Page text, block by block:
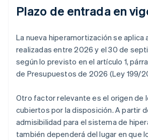
Plazo de entrada en
La nueva hiperamortización se aplica
realizadas entre 2026 y el 30 de
según lo previsto en el artículo 1,
de Presupuestos de 2026 (Ley 199/
Otro factor relevante es el origen de
cubiertos por la disposición. A partir
admisibilidad para el sistema de
también dependerá del lugar en que